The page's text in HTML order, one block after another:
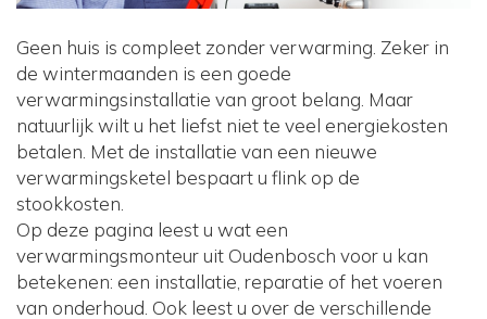
Geen huis is compleet zonder verwarming. Zeker in
de wintermaanden is een goede
verwarmingsinstallatie van groot belang. Maar
natuurlijk wilt u het liefst niet te veel energiekosten
betalen. Met de installatie van een nieuwe
verwarmingsketel bespaart u flink op de
stookkosten.
Op deze pagina leest u wat een
verwarmingsmonteur uit Oudenbosch voor u kan
betekenen: een installatie, reparatie of het voeren
van onderhoud. Ook leest u over de verschillende